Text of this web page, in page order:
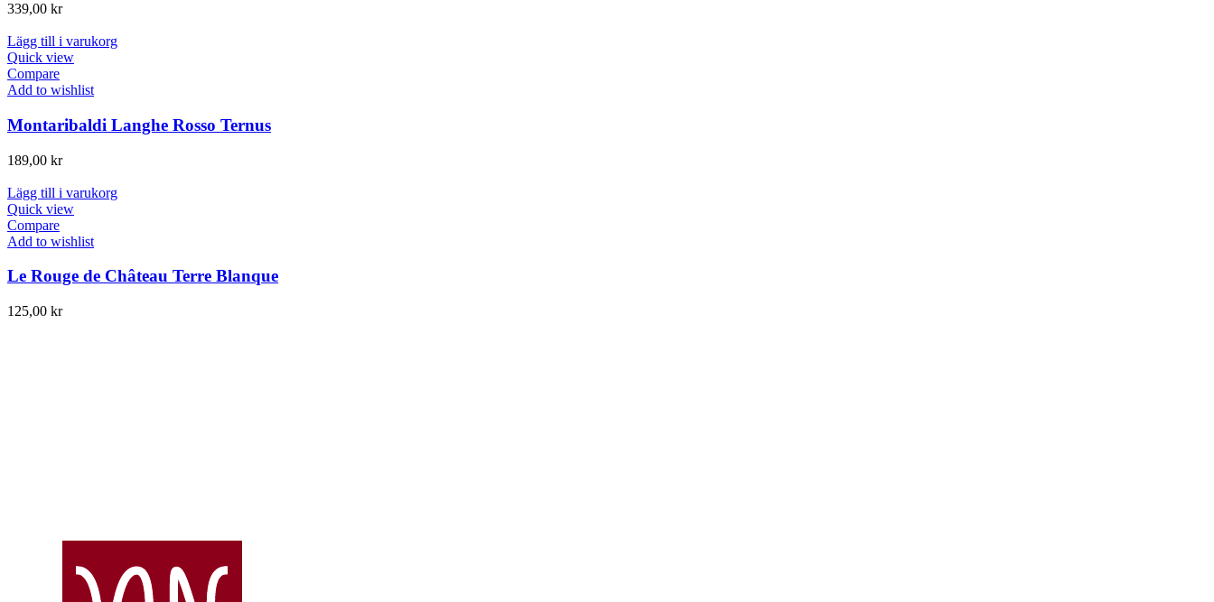
339,00 kr
Lägg till i varukorg
Quick view
Compare
Add to wishlist
Montaribaldi Langhe Rosso Ternus
189,00 kr
Lägg till i varukorg
Quick view
Compare
Add to wishlist
Le Rouge de Château Terre Blanque
125,00 kr